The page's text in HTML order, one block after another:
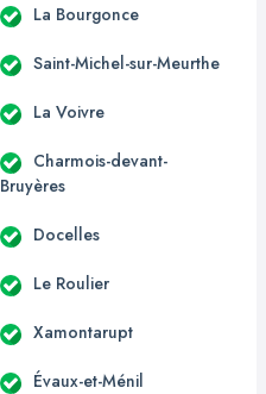
La Bourgonce
Saint-Michel-sur-Meurthe
La Voivre
Charmois-devant-
Bruyères
Docelles
Le Roulier
Xamontarupt
Évaux-et-Ménil